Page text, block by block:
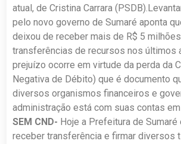
atual, de Cristina Carrara
pelo novo governo de Sumaré aponta
deixou de receber mais de R$ 5
transferências de recursos nos últimos
prejuízo ocorre em virtude da perda da
Negativa de Débito) que é documento
diversos organismos financeiros e
administração está com suas contas em
SEM CND- Hoje a Prefeitura de
receber transferência e firmar diversos